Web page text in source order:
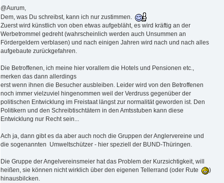
@Aurum,
Dem, was Du schreibst, kann ich nur zustimmen.
Zuerst wird künstlich von oben etwas aufgebläht, es wird kräftig an der
Werbetrommel gedreht (wahrscheinlich werden auch Unsummen an
Fördergeldern verblasen) und nach einigen Jahren wird nach und nach alles
aufgebaute zurückgefahren.
Die Betroffenen, ich meine hier vorallem die Hotels und Pensionen etc.,
merken das dann allerdings
erst wenn ihnen die Besucher ausbleiben. Leider wird von den Betroffenen
noch immer vielzuviel hingenommen weil der Verdruss gegenüber der
politischen Entwicklung im Freistaat längst zur normalität geworden ist. Den
Politikern und den Schreibtischtätern in den Amtsstuben kann diese
Entwicklung nur Recht sein...
Ach ja, dann gibt es da aber auch noch die Gruppen der Anglervereine und
die sogenannten Umweltschützer - hier speziell der BUND-Thüringen.
Die Gruppe der Angelvereinsmeier hat das Problem der Kurzsichtigkeit, will
heißen, sie können nicht wirklich über den eigenen Tellerrand (oder Rute
)
hinausbilcken.